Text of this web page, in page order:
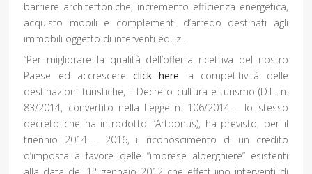
barriere architettoniche, incremento efficienza energetica,
acquisto mobili e complementi d’arredo destinati agli
immobili oggetto di interventi edilizi.
“Per migliorare la qualità dell’offerta ricettiva del nostro
Paese ed accrescere click here la competitività delle
destinazioni turistiche, il Decreto cultura e turismo (D.L. n.
83/2014, convertito nella Legge n. 106/2014 – lo stesso
decreto che ha introdotto l’Artbonus), ha previsto, per il
triennio 2014 – 2016, il riconoscimento di un credito
d’imposta a favore delle “imprese alberghiere” esistenti